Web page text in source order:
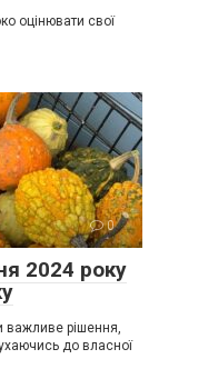
оцінювати свої
0
2024 року
важливе рішення,
до власної